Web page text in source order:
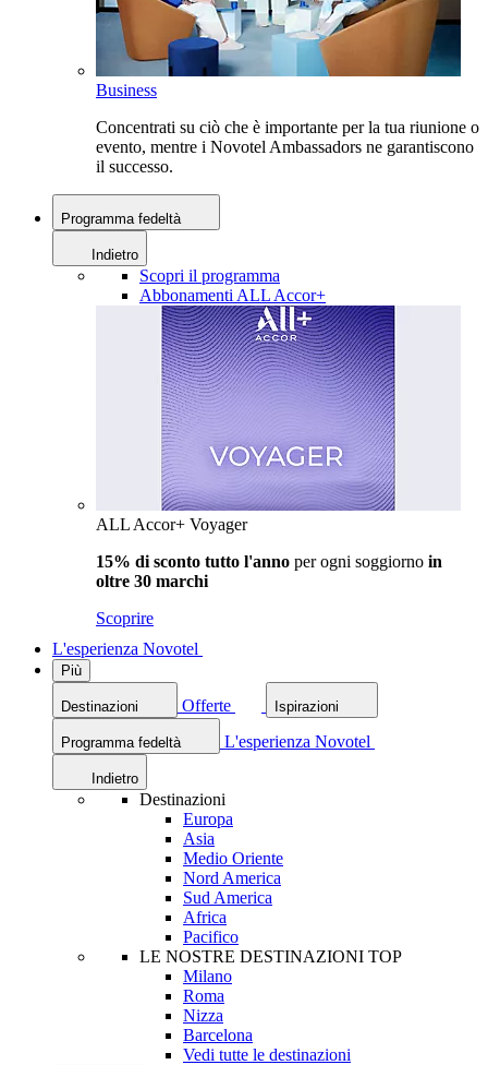
Business
Concentrati su ciò che è importante per la tua riunione o
evento, mentre i Novotel Ambassadors ne garantiscono
il successo.
Programma fedeltà
Indietro
Scopri il programma
Abbonamenti ALL Accor+
ALL Accor+ Voyager
15% di sconto tutto l'anno per ogni soggiorno in
oltre 30 marchi
Scoprire
L'esperienza Novotel
Più
Destinazioni Offerte Ispirazioni
Programma fedeltà L'esperienza Novotel
Indietro
Destinazioni
Europa
Asia
Medio Oriente
Nord America
Sud America
Africa
Pacifico
LE NOSTRE DESTINAZIONI TOP
Milano
Roma
Nizza
Barcelona
Vedi tutte le destinazioni